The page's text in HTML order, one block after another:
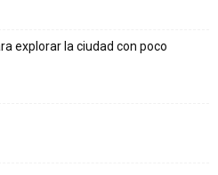
explorar la ciudad con poco